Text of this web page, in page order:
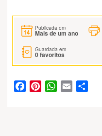
Publicada em
Mais de um ano
Guardada em
0favoritos
FacebookPinterestWhatsApp
Email